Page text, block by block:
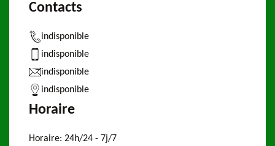
Contacts
indisponible
indisponible
indisponible
indisponible
Horaire
Horaire: 24h/24 - 7j/7